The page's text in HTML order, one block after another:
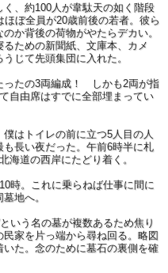
、約100人が韋駄天の如く階段
ぼ全員が20歳前後の若者。彼ら
か背後の荷物がやたらデカい。
ための新聞紙、文庫本、カメ
じて先頭集団に入れた。
ったの3両編成！ しかも2両が指
自由席はすでに全部埋まってい
はトイレの前に立つ5人目の人
長い夜だった。午前6時半に札
海道の西岸にたどり着く。
時。これに乗らねば仕事に間に
地へ。
いう名の墓が複数あるため焦り
家を片っ端から尋ね回る。略図
た。念のために墓石の裏側を確